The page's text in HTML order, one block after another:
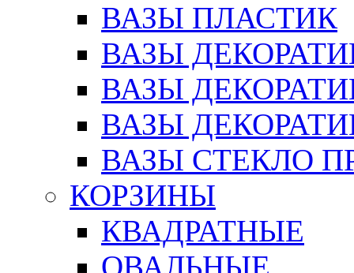
ВАЗЫ ПЛАСТИК
ВАЗЫ
ВАЗЫ
ВАЗЫ
ВАЗЫ СТЕКЛО
КОРЗИНЫ
КВАДРАТНЫЕ